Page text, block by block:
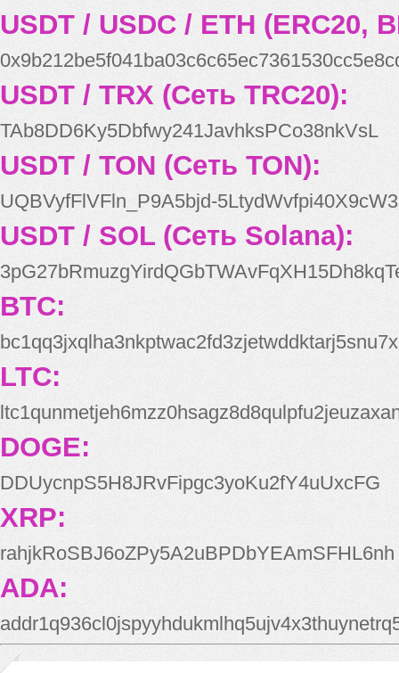
USDT / USDC / ETH (ERC20,
USDT / TRX (Сеть TRC20):
TAb8DD6Ky5Dbfwy241JavhksPCo38nkVsL
USDT / TON (Сеть TON):
UQBVyfFlVFln_P9A5bjd-
USDT / SOL (Сеть Solana):
BTC:
bc1qq3jxqlha3nkptwac2fd3zjetwddktarj5snu7x
LTC:
DOGE:
DDUycnpS5H8JRvFipgc3yoKu2fY4uUxcFG
XRP:
rahjkRoSBJ6oZPy5A2uBPDbYEAmSFHL6nh
ADA: